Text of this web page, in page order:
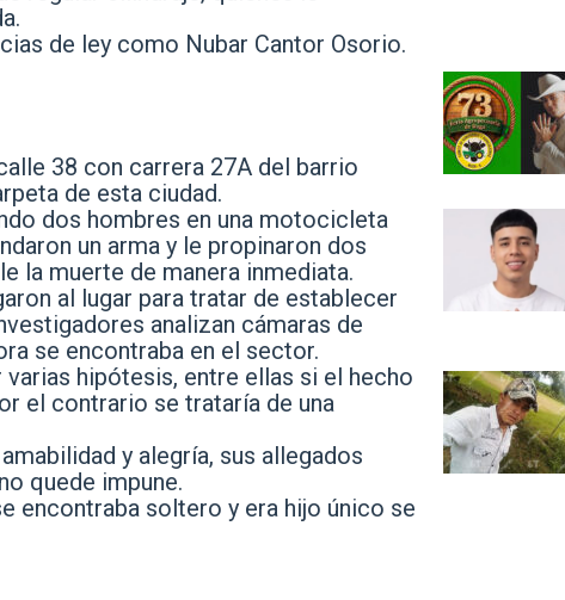
de ley como Nubar Cantor Osorio.
38 con carrera 27A del barrio
de esta ciudad.
dos hombres en una motocicleta
un arma y le propinaron dos
la muerte de manera inmediata.
al lugar para tratar de establecer
analizan cámaras de
se encontraba en el sector.
hipótesis, entre ellas si el hecho
el contrario se trataría de una
y alegría, sus allegados
quede impune.
encontraba soltero y era hijo único se